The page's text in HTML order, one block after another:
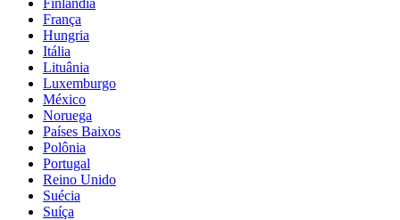
Finlândia
França
Hungria
Itália
Lituânia
Luxemburgo
México
Noruega
Países Baixos
Polônia
Portugal
Reino Unido
Suécia
Suíça